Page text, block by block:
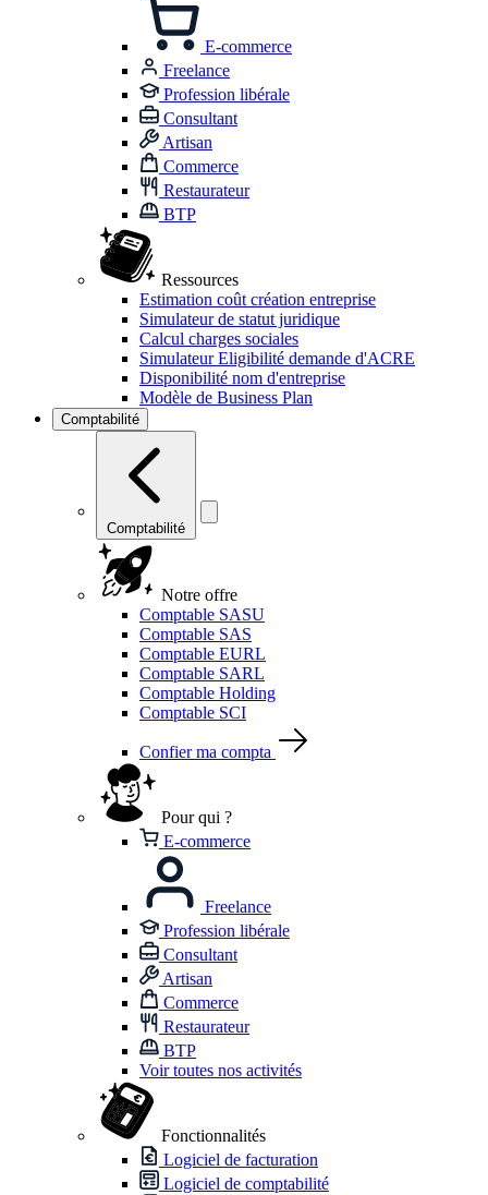
E-commerce
Freelance
Profession libérale
Consultant
Artisan
Commerce
Restaurateur
BTP
Ressources
Estimation coût création entreprise
Simulateur de statut juridique
Calcul charges sociales
Simulateur Eligibilité demande d'ACRE
Disponibilité nom d'entreprise
Modèle de Business Plan
Comptabilité
Comptabilité
Notre offre
Comptable SASU
Comptable SAS
Comptable EURL
Comptable SARL
Comptable Holding
Comptable SCI
Confier ma compta
Pour qui ?
E-commerce
Freelance
Profession libérale
Consultant
Artisan
Commerce
Restaurateur
BTP
Voir toutes nos activités
Fonctionnalités
Logiciel de facturation
Logiciel de comptabilité